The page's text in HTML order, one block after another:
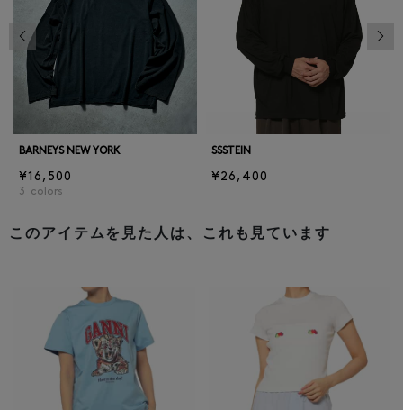
BARNEYS NEW YORK
¥16,500
3 colors
SSSTEIN
¥26,400
前の画像
このアイテムを見た人は、これも見ています